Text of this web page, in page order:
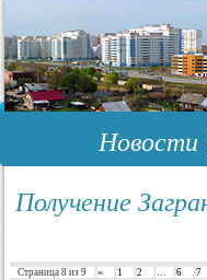
117148, г.Москва,
Новости
Получение
Страница 8 из 9 « 1 2 … 6 7